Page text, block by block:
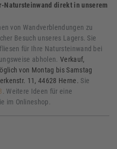
Natursteinwand direkt in unserem
von Wandverblendungen zu
Besuch unseres Lagers. Sie
für Ihre Natursteinwand bei
abholen. Verkauf,
von Montag bis Samstag
11, 44628 Herne. Sie
. Weitere Ideen für eine
im Onlineshop.